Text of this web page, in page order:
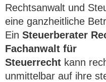
Rechtsanwalt und
eine ganzheitliche
Ein Steuerberater
Fachanwalt für
Steuerrecht kann
unmittelbar auf ihre